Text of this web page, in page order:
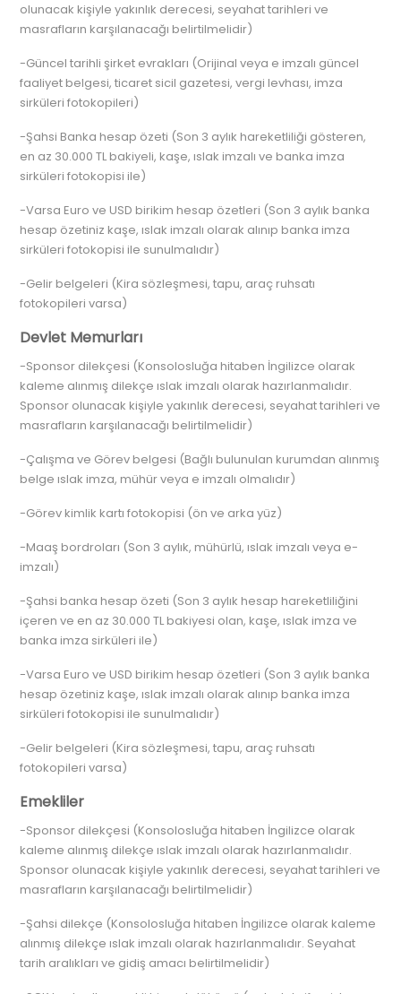
olunacak kişiyle yakınlık derecesi, seyahat tarihleri ve
masrafların karşılanacağı belirtilmelidir)
-Güncel tarihli şirket evrakları (Orijinal veya e imzalı güncel
faaliyet belgesi, ticaret sicil gazetesi, vergi levhası, imza
sirküleri fotokopileri)
-Şahsi Banka hesap özeti (Son 3 aylık hareketliliği gösteren,
en az 30.000 TL bakiyeli, kaşe, ıslak imzalı ve banka imza
sirküleri fotokopisi ile)
-Varsa Euro ve USD birikim hesap özetleri (Son 3 aylık banka
hesap özetiniz kaşe, ıslak imzalı olarak alınıp banka imza
sirküleri fotokopisi ile sunulmalıdır)
-Gelir belgeleri (Kira sözleşmesi, tapu, araç ruhsatı
fotokopileri varsa)
Devlet Memurları
-Sponsor dilekçesi (Konsolosluğa hitaben İngilizce olarak
kaleme alınmış dilekçe ıslak imzalı olarak hazırlanmalıdır.
Sponsor olunacak kişiyle yakınlık derecesi, seyahat tarihleri ve
masrafların karşılanacağı belirtilmelidir)
-Çalışma ve Görev belgesi (Bağlı bulunulan kurumdan alınmış
belge ıslak imza, mühür veya e imzalı olmalıdır)
-Görev kimlik kartı fotokopisi (ön ve arka yüz)
-Maaş bordroları (Son 3 aylık, mühürlü, ıslak imzalı veya e-
imzalı)
-Şahsi banka hesap özeti (Son 3 aylık hesap hareketliliğini
içeren ve en az 30.000 TL bakiyesi olan, kaşe, ıslak imza ve
banka imza sirküleri ile)
-Varsa Euro ve USD birikim hesap özetleri (Son 3 aylık banka
hesap özetiniz kaşe, ıslak imzalı olarak alınıp banka imza
sirküleri fotokopisi ile sunulmalıdır)
-Gelir belgeleri (Kira sözleşmesi, tapu, araç ruhsatı
fotokopileri varsa)
Emekliler
-Sponsor dilekçesi (Konsolosluğa hitaben İngilizce olarak
kaleme alınmış dilekçe ıslak imzalı olarak hazırlanmalıdır.
Sponsor olunacak kişiyle yakınlık derecesi, seyahat tarihleri ve
masrafların karşılanacağı belirtilmelidir)
-Şahsi dilekçe (Konsolosluğa hitaben İngilizce olarak kaleme
alınmış dilekçe ıslak imzalı olarak hazırlanmalıdır. Seyahat
tarih aralıkları ve gidiş amacı belirtilmelidir)